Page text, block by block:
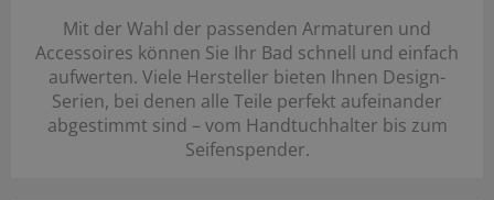
Mit der Wahl der passenden Armaturen und
Accessoires können Sie Ihr Bad schnell und einfach
aufwerten. Viele Hersteller bieten Ihnen Design-
Serien, bei denen alle Teile perfekt aufeinander
abgestimmt sind – vom Handtuchhalter bis zum
Seifenspender.